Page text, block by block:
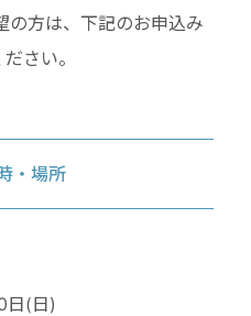
の方は、下記のお申込み
さい。
・場所
日(日)